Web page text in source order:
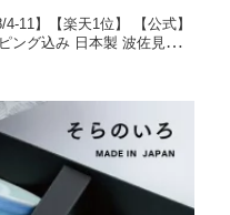
11】【楽天1位】 【公式】
ング込み 日本製 波佐見焼
箸 すべり止め加工 天然木
CDFエタンデュ ビスク